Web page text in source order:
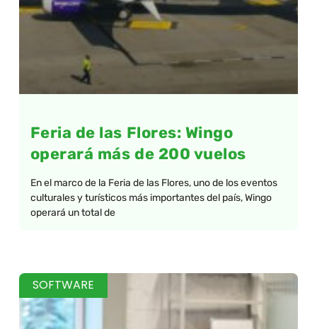
Feria de las Flores: Wingo
operará más de 200 vuelos
En el marco de la Feria de las Flores, uno de los eventos
culturales y turísticos más importantes del país, Wingo
operará un total de
SOFTWARE